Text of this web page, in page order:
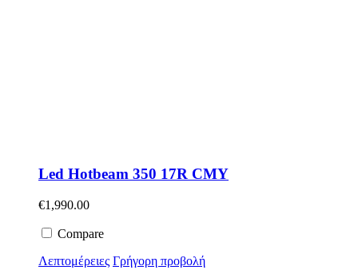
Led Hotbeam 350 17R CMY
€1,990.00
Compare
Λεπτομέρειες Γρήγορη προβολή